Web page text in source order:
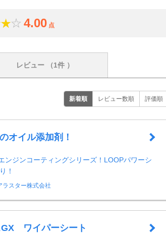
4.00 点
レビュー （1件 ）
新着順 レビュー数順 評価順
オイル添加剤！
ンジンコーティングシリーズ！LOOPパワーシ
！
ラスター株式会社
ワイパーシート